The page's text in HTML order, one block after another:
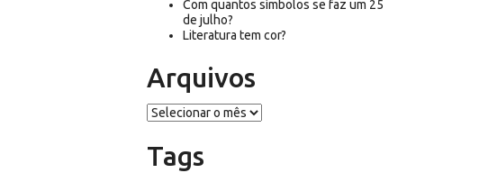
Com quantos símbolos se faz um 25
de julho?
Literatura tem cor?
Arquivos
Arquivos
Tags